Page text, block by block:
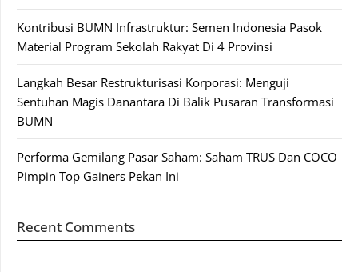
Kontribusi BUMN Infrastruktur: Semen Indonesia Pasok
Material Program Sekolah Rakyat Di 4 Provinsi
Langkah Besar Restrukturisasi Korporasi: Menguji
Sentuhan Magis Danantara Di Balik Pusaran Transformasi
BUMN
Performa Gemilang Pasar Saham: Saham TRUS Dan COCO
Pimpin Top Gainers Pekan Ini
Recent Comments